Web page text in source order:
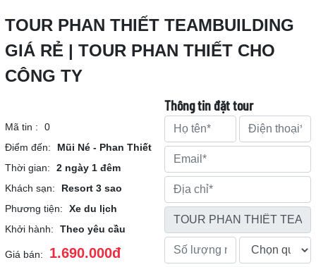
TOUR PHAN THIẾT TEAMBUILDING
GIÁ RẺ | TOUR PHAN THIẾT CHO
CÔNG TY
Mã tin :
0
Điểm đến:
Mũi Né - Phan Thiết
Thời gian:
2 ngày 1 đêm
Khách sạn:
Resort 3 sao
Phương tiện:
Xe du lịch
Khởi hành:
Theo yêu cầu
Giá bán: 1.690.000đ
Thông tin đặt tour